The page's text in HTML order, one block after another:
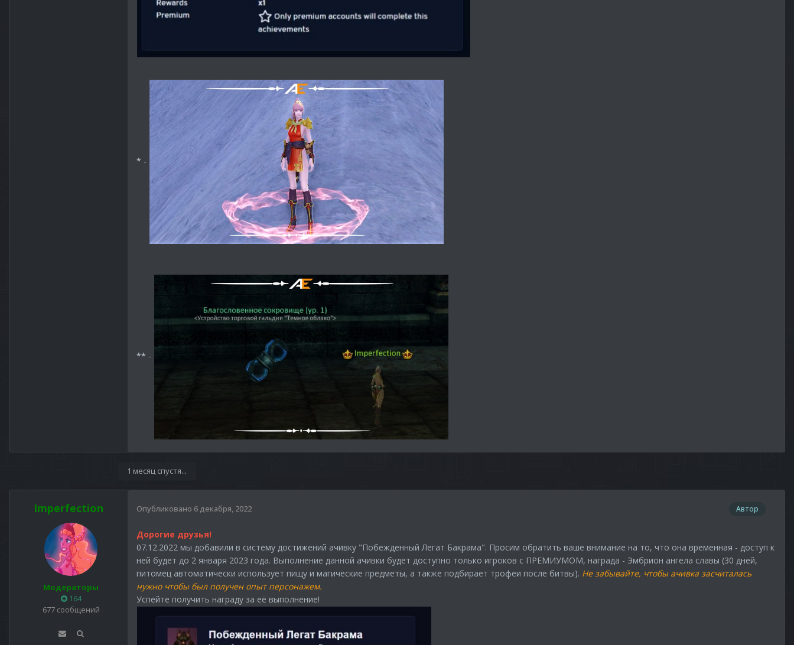
* -
** -
1 месяц спустя...
Imperfection
Модераторы
164
677 сообщений
Автор
Опубликовано 6 декабря, 2022
Дорогие друзья!
07.12.2022 мы добавили в систему достижений ачивку "Побежденный Легат Бакрама". Просим обратить ваше внимание на то, что она временная - доступ к
ней будет до 2 января 2023 года. Выполнение данной ачивки будет доступно только игроков с ПРЕМИУМОМ, награда - Эмбрион ангела славы (30 дней,
питомец автоматически использует пищу и магические предметы, а также подбирает трофеи после битвы). Не забывайте, чтобы ачивка засчиталась
нужно чтобы был получен опыт персонажем.
Успейте получить награду за её выполнение!